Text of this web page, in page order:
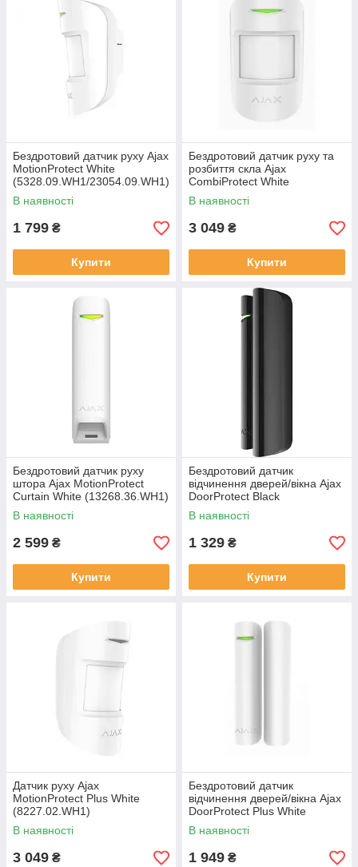
Бездротовий датчик руху Ajax
MotionProtect White
(5328.09.WH1/23054.09.WH1)
В наявності
1 799 ₴
Купити
Бездротовий датчик руху та
розбиття скла Ajax
CombiProtect White
(7170.06.WH1)
В наявності
3 049 ₴
Купити
Бездротовий датчик руху
штора Ajax MotionProtect
Curtain White (13268.36.WH1)
В наявності
2 599 ₴
Купити
Бездротовий датчик
відчинення дверей/вікна Ajax
DoorProtect Black
(7062.03.BL1)
В наявності
1 329 ₴
Купити
Датчик руху Ajax
MotionProtect Plus White
(8227.02.WH1)
В наявності
3 049 ₴
Бездротовий датчик
відчинення дверей/вікна Ajax
DoorProtect Plus White
(9999.13.WH1)
В наявності
1 949 ₴